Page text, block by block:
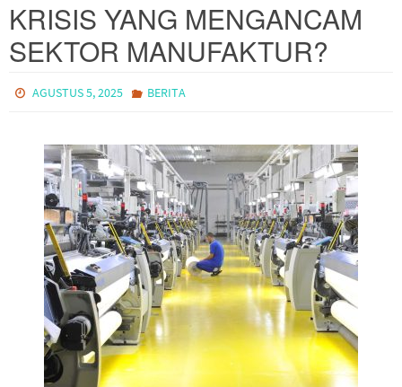
KRISIS YANG MENGANCAM
SEKTOR MANUFAKTUR?
AGUSTUS 5, 2025 BERITA